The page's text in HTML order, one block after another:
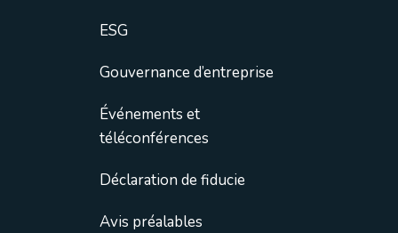
ESG
Gouvernance d’entreprise
Événements et
téléconférences
Déclaration de fiducie
Avis préalables